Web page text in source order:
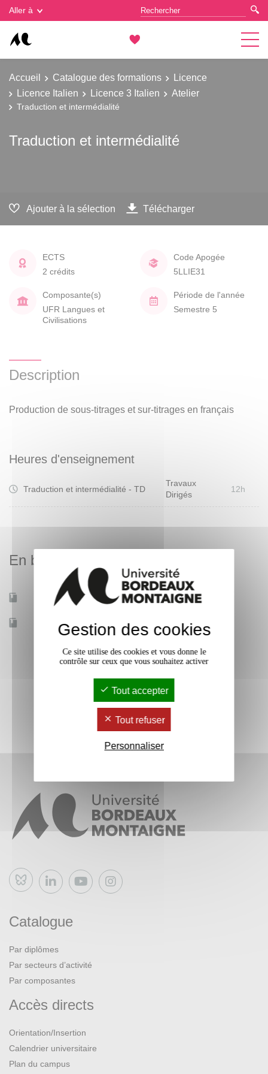
Aller à
Accueil Catalogue des formations
Licence
Licence Italien
Licence 3 Italien Atelier
Traduction et intermédialité
Traduction et intermédialité
Ajouter à la sélection Télécharger
ECTS
2 crédits
Code Apogée
5LLIE31
Composante(s)
UFR Langues et
Civilisations
Période de l'année
Semestre 5
Description
Production de sous-titrages et sur-titrages en français
Heures d'enseignement
Traduction et intermédialité - TD
Travaux
Dirigés
12h
En bref
Mobilité d'études Oui
Accessible à distance
Bluesky
Catalogue
Par diplômes
Par secteurs d’activité
Par composantes
Accès directs
Orientation/Insertion
Calendrier universitaire
Plan du campus
Gestion des cookies
Gestion des cookies
Ce site utilise des cookies et vous donne le
contrôle sur ceux que vous souhaitez activer
Tout accepter
Tout refuser
Personnaliser